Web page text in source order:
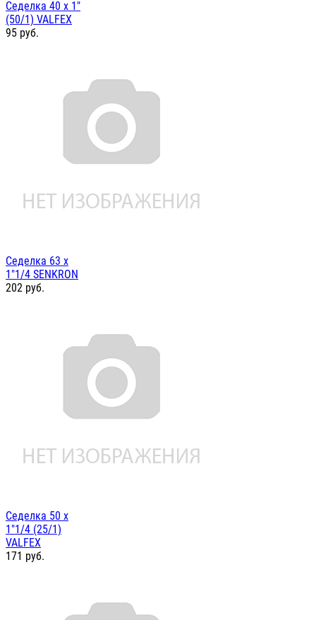
Седелка 40 х 1"
(50/1) VALFEX
95 руб.
Седелка 63 х
1"1/4 SENKRON
202 руб.
Седелка 50 х
1"1/4 (25/1)
VALFEX
171 руб.